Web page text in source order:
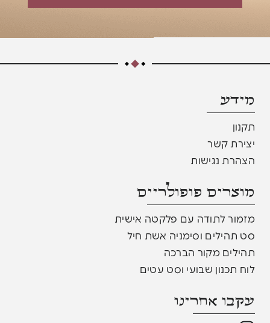
מידע
תקנון
יצירת קשר
הצהרת נגישות
מוצרים פופולריים​
מזמור לתודה עם פלקטה אישית
סט תהילים וסימניה אשת חיל
תהילים מקור הברכה
לוח תכנון שבועי וסט עטים
עקבו אחרינו